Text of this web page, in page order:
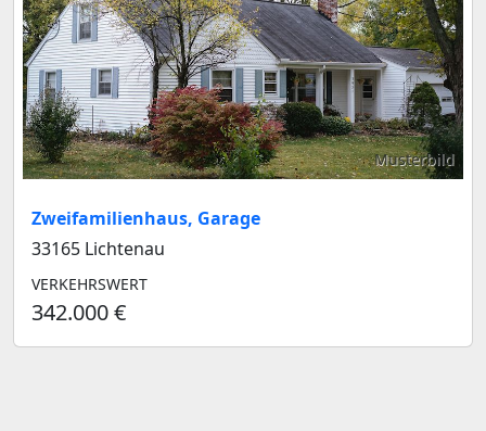
Musterbild
Zweifamilienhaus, Garage
33165 Lichtenau
VERKEHRSWERT
342.000 €